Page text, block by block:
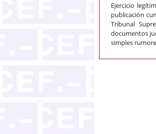
Ejercicio
publicación
Tribunal
documentos
simples